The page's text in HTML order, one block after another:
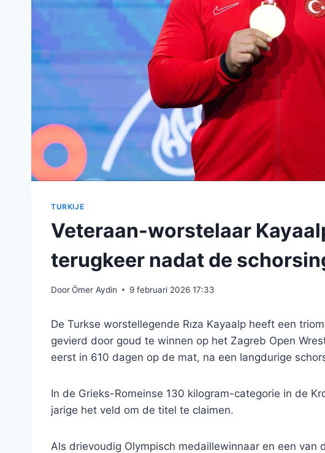
TURKIJE
Veteraan-worstelaar
terugkeer nadat de
DoorÖmer Aydin 9 februari 2026 17:33
De Turkse worstellegende Rıza Kayaalp heeft een
gevierd door goud te winnen op het Zagreb Open
eerst in 610 dagen op de mat, na een langdurige
In de Grieks-Romeinse 130 kilogram-categorie in de
jarige het veld om de titel te claimen.
Als drievoudig Olympisch medaillewinnaar en een